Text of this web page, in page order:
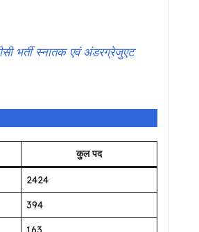
भर्ती स्नातक एवं अंडरग्रेजुएट
कुल पद
2424
394